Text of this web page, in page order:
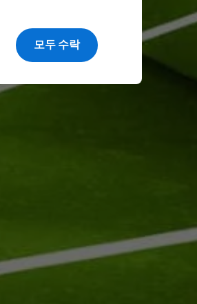
모두 수락